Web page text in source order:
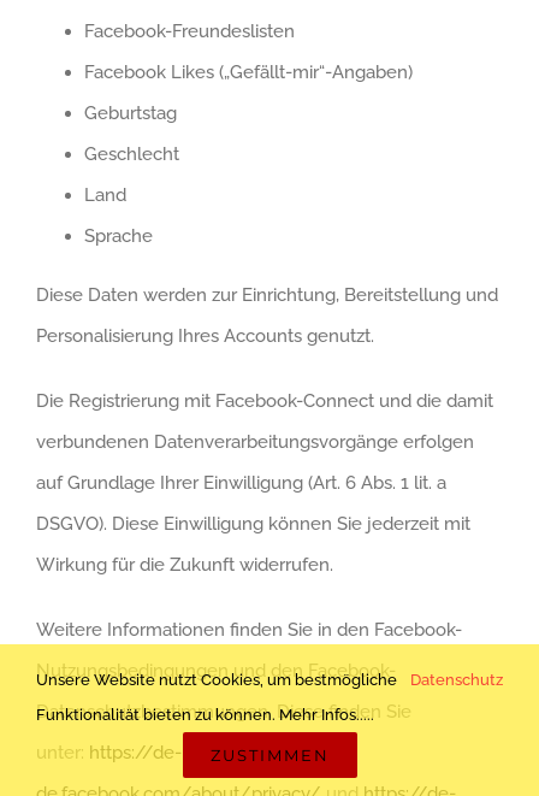
Facebook-Freundeslisten
Facebook Likes („Gefällt-mir“-Angaben)
Geburtstag
Geschlecht
Land
Sprache
Diese Daten werden zur Einrichtung, Bereitstellung und
Personalisierung Ihres Accounts genutzt.
Die Registrierung mit Facebook-Connect und die damit
verbundenen Datenverarbeitungsvorgänge erfolgen
auf Grundlage Ihrer Einwilligung (Art. 6 Abs. 1 lit. a
DSGVO). Diese Einwilligung können Sie jederzeit mit
Wirkung für die Zukunft widerrufen.
Weitere Informationen finden Sie in den Facebook-
Nutzungsbedingungen und den Facebook-
Datenschutzbestimmungen. Diese finden Sie
unter: https://de-
Unsere Website nutzt Cookies, um bestmögliche
Funktionalität bieten zu können. Mehr Infos.....
Datenschutz
ZUSTIMMEN